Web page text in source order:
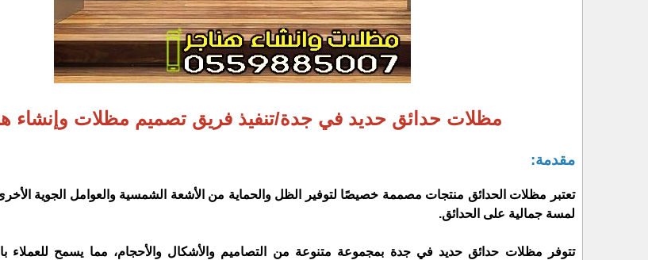
مظلات حدائق حديد في جدة/تنفيذ فريق تصميم مظلات وإنشاء
مقدمة:
تعتبر مظلات الحدائق منتجات مصممة خصيصًا لتوفير الظل والحماية من الأشعة الشمسية والعوامل الجوية
لمسة جمالية على الحدائق.
تتوفر مظلات حدائق حديد في جدة بمجموعة متنوعة من التصاميم والأشكال والأحجام، مما يسمح للعملاء